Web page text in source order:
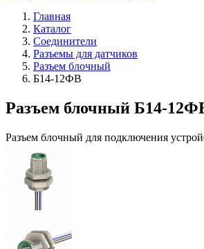
Главная
Каталог
Соединители
Разъемы для датчиков
Разъем блочный
Б14-12ФВ
Разъем блочный Б14-
Разъем блочный для подключения